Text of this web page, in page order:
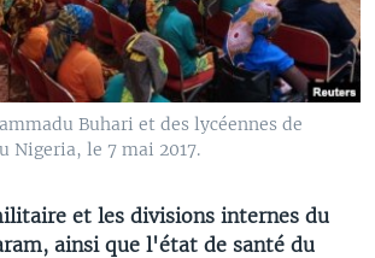
Buhari et des lycéennes de
Nigeria, le 7 mai 2017.
et les divisions internes du
ainsi que l'état de santé du